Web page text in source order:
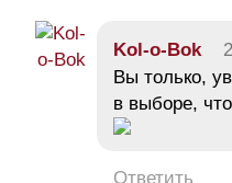
Kol-o-Bok
Вы только,
в выборе,
Ответить